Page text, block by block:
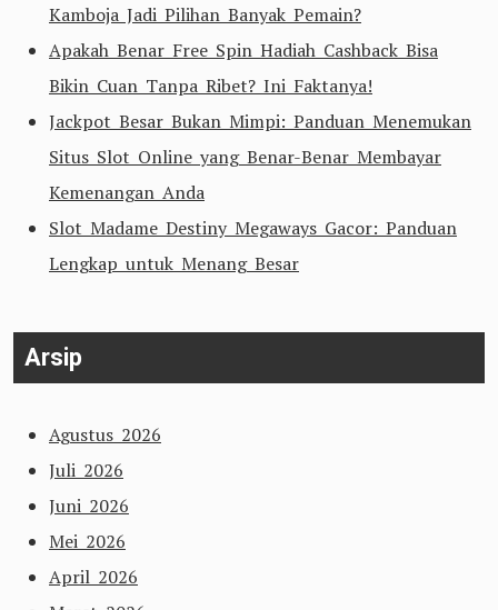
Kamboja Jadi Pilihan Banyak Pemain?
Apakah Benar Free Spin Hadiah Cashback Bisa
Bikin Cuan Tanpa Ribet? Ini Faktanya!
Jackpot Besar Bukan Mimpi: Panduan Menemukan
Situs Slot Online yang Benar-Benar Membayar
Kemenangan Anda
Slot Madame Destiny Megaways Gacor: Panduan
Lengkap untuk Menang Besar
Arsip
Agustus 2026
Juli 2026
Juni 2026
Mei 2026
April 2026